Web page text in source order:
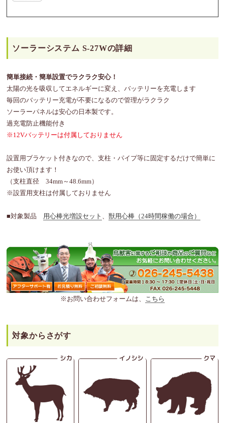
ソーラーシステム S-27Wの詳細
簡単接続・簡単設置でラクラク安心！
太陽の光を吸収してエネルギーに変え、バッテリーを充電します
毎回のバッテリー充電が不要になるので管理がラクラク
ソーラーパネルは安心の日本製です。
過充電防止機能付き
※12Vバッテリーは付属しておりません
設置用ブラケット付きなので、支柱・パイプ等に固定するだけで簡単に
お使い頂けます！
（支柱直径 34mm～48.6mm）
※設置用支柱は付属しておりません
■対象製品 用心棒光増設セット 、獣用心棒（24時間稼働の場合）
※お問い合わせフォームは、 こちら
対象からさがす